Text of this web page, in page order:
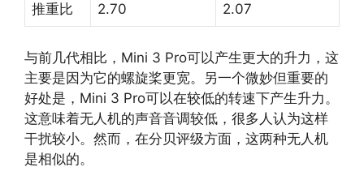
推重比 2.70 2.07
与前几代相比，Mini 3 Pro可以产生更大的升力，这
主要是因为它的螺旋桨更宽。另一个微妙但重要的
好处是，Mini 3 Pro可以在较低的转速下产生升力。
这意味着无人机的声音音调较低，很多人认为这样
干扰较小。然而，在分贝评级方面，这两种无人机
是相似的。